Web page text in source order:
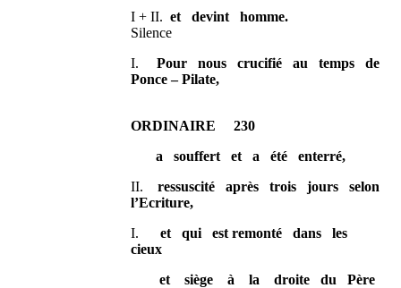
I + II.et devint homme.
Silence
I.Pour nous crucifié au temps de
Ponce – Pilate,
ORDINAIRE 230
a souffert et a été enterré,
II.ressuscité après trois jours selon
l’Ecriture,
I.et qui est remonté dans les
cieux
et siège à la droite du Père